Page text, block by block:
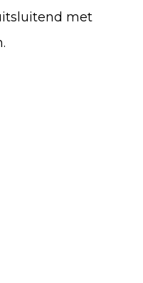
met